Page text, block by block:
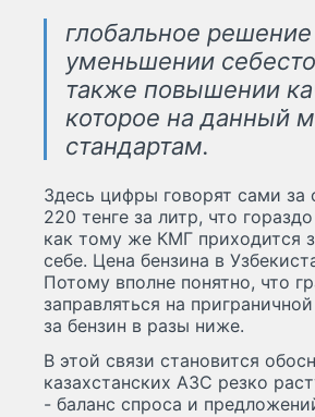
глобальное
уменьшении
также повышении
которое на данный
стандартам.
Здесь цифры говорят сами за
220 тенге за литр, что
как тому же КМГ приходится
себе. Цена бензина в
Потому вполне понятно, что
заправляться на
за бензин в разы ниже.
В этой связи становится
казахстанских АЗС резко
- баланс спроса и